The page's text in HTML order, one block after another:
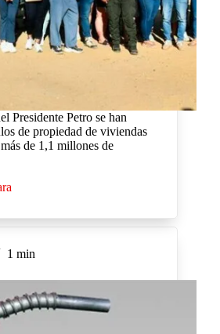
Presidente Petro se han
de propiedad de viviendas
de 1,1 millones de
1 min